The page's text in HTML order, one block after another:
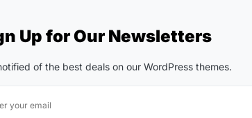
Up for Our Newsletters
of the best deals on our WordPress themes.